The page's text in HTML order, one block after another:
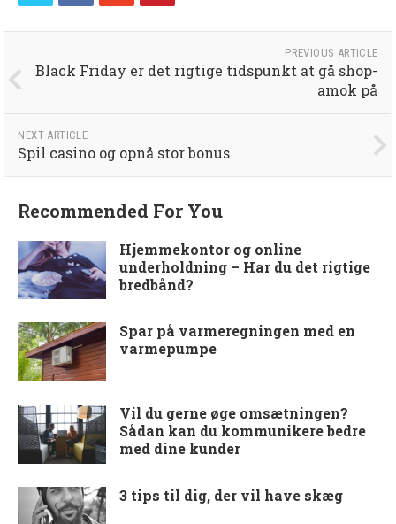
PREVIOUS ARTICLE
Black Friday er det rigtige tidspunkt at gå shop-
amok på
NEXT ARTICLE
Spil casino og opnå stor bonus
Recommended For You
Hjemmekontor og online
underholdning – Har du det rigtige
bredbånd?
Spar på varmeregningen med en
varmepumpe
Vil du gerne øge omsætningen?
Sådan kan du kommunikere bedre
med dine kunder
3 tips til dig, der vil have skæg